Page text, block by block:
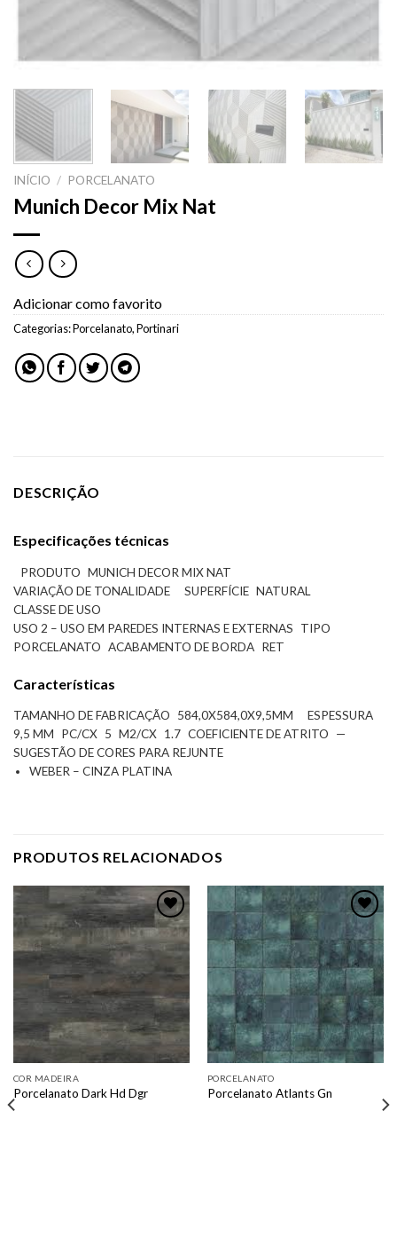
INÍCIO / PORCELANATO
Munich Decor Mix Nat
Adicionar como favorito
Categorias:Porcelanato,Portinari
DESCRIÇÃO
Especificações técnicas
PRODUTO MUNICH DECOR MIX NAT
VARIAÇÃO DE TONALIDADE
SUPERFÍCIE NATURAL
CLASSE DE USO
USO 2 – USO EM PAREDES INTERNAS E EXTERNAS
TIPO
PORCELANATO ACABAMENTO DE BORDA RET
Características
TAMANHO DE FABRICAÇÃO 584,0X584,0X9,5MM
ESPESSURA
9,5 MM
PC/CX 5 M2/CX 1.7 COEFICIENTE DE ATRITO
—
SUGESTÃO DE CORES PARA REJUNTE
WEBER – CINZA PLATINA
PRODUTOS RELACIONADOS
Adicionar
como
favorito
COR MADEIRA
Porcelanato Dark Hd Dgr
Adicionar
como
favorito
PORCELANATO
Porcelanato Atlants Gn